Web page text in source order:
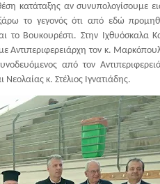
κατάταξης αν συνυπολογίσουμε
το γεγονός ότι από εδώ
Βουκουρέστι. Στην Ιχθυόσκαλα
Αντιπεριφερειάρχη τον κ.
από τον
κ. Στέλιος Ιγνατιάδης.